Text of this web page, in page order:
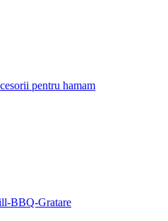
pentru hamam
BBQ-Gratare